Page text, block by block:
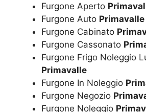
Furgone Aperto
Furgone Auto Primavalle
Furgone Cabinato
Furgone Cassonato
Furgone Frigo Noleggio
Primavalle
Furgone In Noleggio
Furgone Negozio
Furgone Noleggio